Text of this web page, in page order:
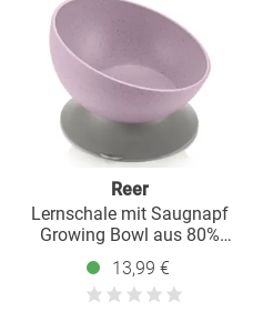
Reer
Lernschale mit Saugnapf
Growing Bowl aus 80%
nachwachsenden
Rohstoffen wie Holz &
Zucker aus Deutschland -
13,99 €